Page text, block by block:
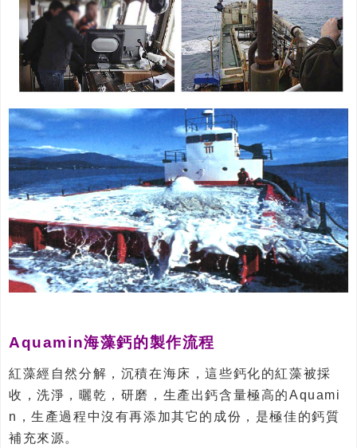
Aquamin海藻鈣的製作流程
紅藻經自然分解，沉積在海床，這些鈣化的紅藻被採
收，洗淨，曬乾，研磨，生產出鈣含量極高的Aquami
n，生產過程中沒有再添加其它的成份，是極佳的鈣質
補充來源。